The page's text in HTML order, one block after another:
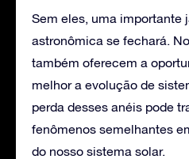
Sem eles, uma importante
astronômica se fechará.
também oferecem a
melhor a evolução de
perda desses anéis pode
fenômenos semelhantes
do nosso sistema solar.